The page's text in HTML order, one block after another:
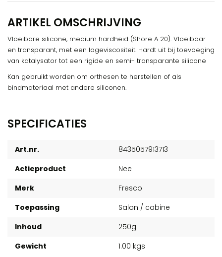
ARTIKEL OMSCHRIJVING
Vloeibare silicone, medium hardheid (Shore A 20). Vloeibaar
en transparant, met een lageviscositeit. Hardt uit bij toevoeging
van katalysator tot een rigide en semi- transparante silicone
Kan gebruikt worden om orthesen te herstellen of als
bindmateriaal met andere siliconen.
SPECIFICATIES
Art.nr.
8435057913713
Actieproduct
Nee
Merk
Fresco
Toepassing
Salon / cabine
Inhoud
250g
Gewicht
1.00 kgs